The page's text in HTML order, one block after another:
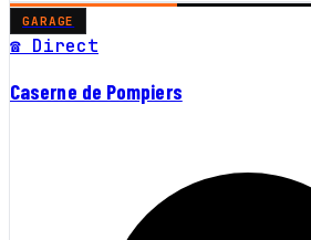
GARAGE
☎ Direct
Caserne de Pompiers